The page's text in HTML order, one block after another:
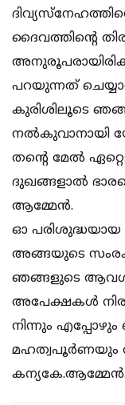
ദൈവത്തിന്റെ
പറയുന്നത്
കുരിശിലൂടെ
നല്‍കുവാനായി
തന്റെ മേല്‍
ദുഖങ്ങളാല്‍
ആമ്മേന്‍.
ഓ
അങ്ങയുടെ
ഞങ്ങളുടെ
അപേക്ഷകള്‍
നിന്നും
മഹത്വപൂര്‍ണയും
കന്യകേ.ആമ്മേന്‍.